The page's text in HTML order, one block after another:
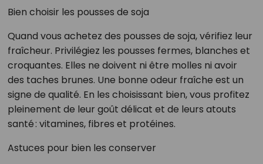
Bien choisir les pousses de soja
Quand vous achetez des pousses de soja, vérifiez leur
fraîcheur. Privilégiez les pousses fermes, blanches et
croquantes. Elles ne doivent ni être molles ni avoir
des taches brunes. Une bonne odeur fraîche est un
signe de qualité. En les choisissant bien, vous profitez
pleinement de leur goût délicat et de leurs atouts
santé : vitamines, fibres et protéines.
Astuces pour bien les conserver